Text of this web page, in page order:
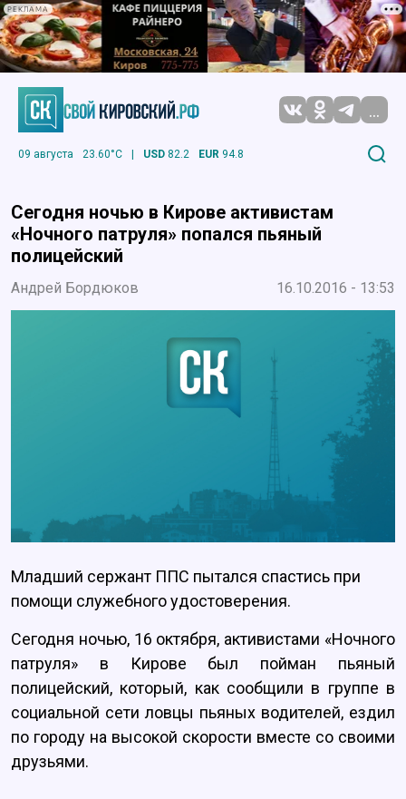
РЕКЛАМА
...
09 августа 23.60°C | USD 82.2 EUR 94.8
Сегодня ночью в Кирове активистам
«Ночного патруля» попался пьяный
полицейский
Андрей Бордюков 16.10.2016 - 13:53
Младший сержант ППС пытался спастись при
помощи служебного удостоверения.
Сегодня ночью, 16 октября, активистами «Ночного
патруля» в Кирове был пойман пьяный
полицейский, который, как сообщили в группе в
социальной сети ловцы пьяных водителей, ездил
по городу на высокой скорости вместе со своими
друзьями.